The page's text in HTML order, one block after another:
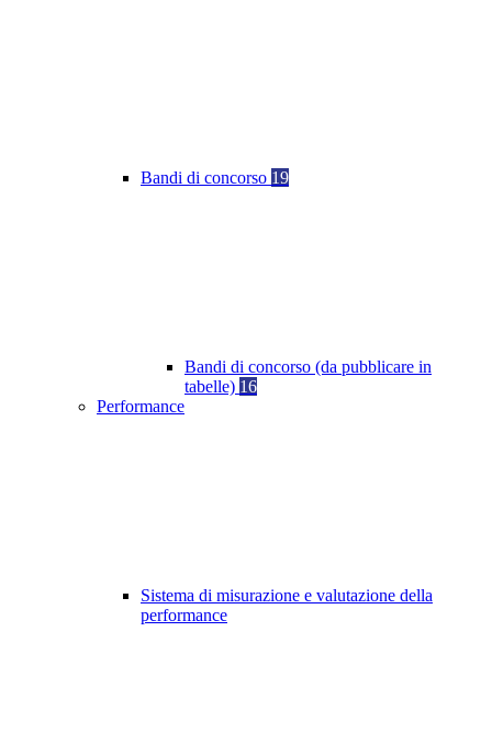
Bandi di concorso 19
Bandi di concorso (da pubblicare in
tabelle) 16
Performance
Sistema di misurazione e valutazione della
performance